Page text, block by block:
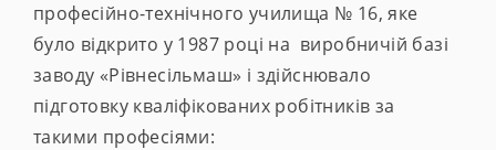
професійно-технічного училища № 16, яке
було відкрито у 1987 році на виробничій базі
заводу «Рівнесільмаш» і здійснювало
підготовку кваліфікованих робітників за
такими професіями: